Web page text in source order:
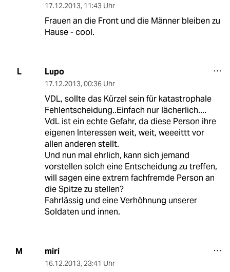
17.12.2013, 11:43 Uhr
Frauen an die Front und die Männer bleiben zu
Hause - cool.
L Lupo
17.12.2013, 00:36 Uhr
VDL, sollte das Kürzel sein für katastrophale
Fehlentscheidung..Einfach nur lächerlich....
VdL ist ein echte Gefahr, da diese Person ihre
eigenen Interessen weit, weit, weeeittt vor
allen anderen stellt.
Und nun mal ehrlich, kann sich jemand
vorstellen solch eine Entscheidung zu treffen,
will sagen eine extrem fachfremde Person an
die Spitze zu stellen?
Fahrlässig und eine Verhöhnung unserer
Soldaten und innen.
M miri
16.12.2013, 23:41 Uhr